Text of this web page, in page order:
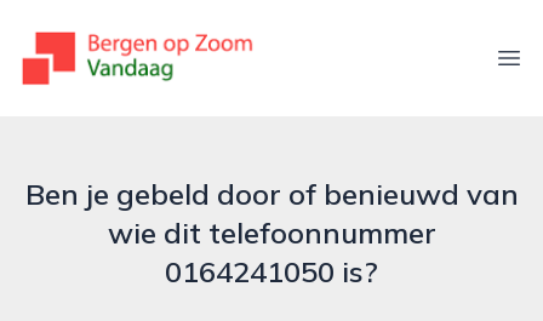
bergenopzoomvandaag.nl
Ben je gebeld door of benieuwd van
wie dit telefoonnummer
0164241050 is?